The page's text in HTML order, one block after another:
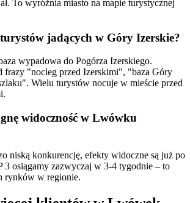
To wyróżnia miasto na mapie turystycznej
jadących w Góry Izerskie?
wypadowa do Pogórza Izerskiego.
frazy "nocleg przed Izerskimi", "baza Góry
Wielu turystów nocuje w mieście przed
widoczność w Lwówku
niską konkurencję, efekty widoczne są już po
3 osiągamy zazwyczaj w 3-4 tygodnie – to
rynków w regionie.